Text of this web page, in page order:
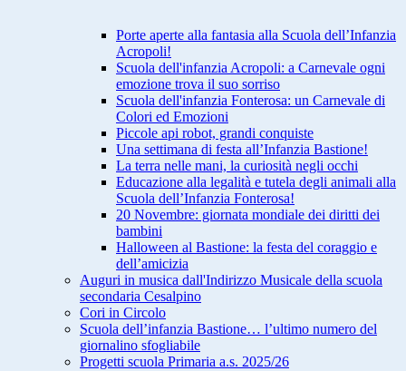
Porte aperte alla fantasia alla Scuola dell’Infanzia
Acropoli!
Scuola dell'infanzia Acropoli: a Carnevale ogni
emozione trova il suo sorriso
Scuola dell'infanzia Fonterosa: un Carnevale di
Colori ed Emozioni
Piccole api robot, grandi conquiste
Una settimana di festa all’Infanzia Bastione!
La terra nelle mani, la curiosità negli occhi
Educazione alla legalità e tutela degli animali alla
Scuola dell’Infanzia Fonterosa!
20 Novembre: giornata mondiale dei diritti dei
bambini
Halloween al Bastione: la festa del coraggio e
dell’amicizia
Auguri in musica dall'Indirizzo Musicale della scuola
secondaria Cesalpino
Cori in Circolo
Scuola dell’infanzia Bastione… l’ultimo numero del
giornalino sfogliabile
Progetti scuola Primaria a.s. 2025/26